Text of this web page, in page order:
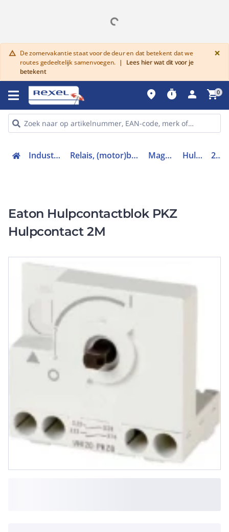
warning De zomervakantie staat voor de deur en dat betekent dat we
routes gedeeltelijk samenvoegen. |
Lees hier wat dit voor je
betekent
×
place timer person shopping_cart0
Industriele componenten Relais, (motor)beveiliging en magneetschakelaars Magneetschakelaars Hulpcontactblok 203595
Eaton Hulpcontactblok PKZ
Hulpcontact 2M